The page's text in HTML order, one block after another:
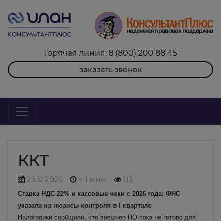
Горячая линия: 8 (800) 200 88 45
заказать звонок
ККТ
23.12.2025 < 1 мин. 113
Ставка НДС 22% и кассовые чеки с 2026 года: ФНС
указала на нюансы контроля в I квартале
Налоговики сообщили, что внешнее ПО пока не готово для